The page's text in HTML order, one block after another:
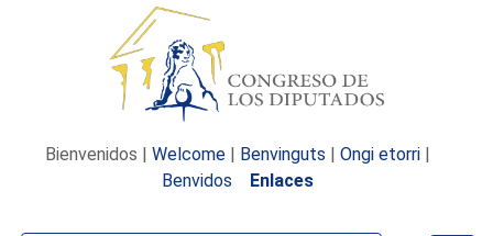
Bienvenidos | Welcome | Benvinguts | Ongi etorri |
Benvidos
Enlaces